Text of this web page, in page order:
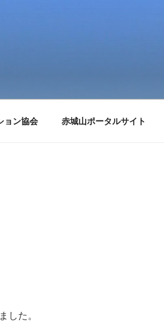
ョン協会 赤城山ポータルサイト
した。